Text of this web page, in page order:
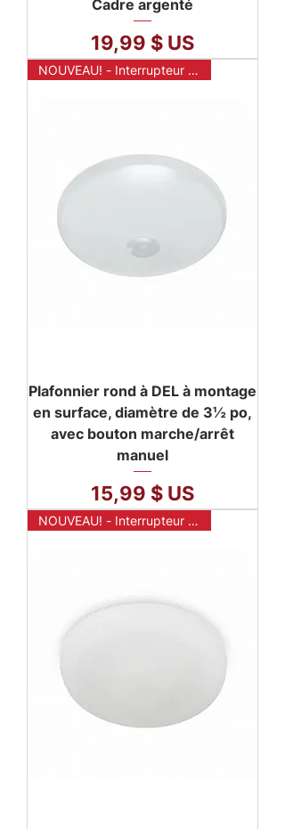
Cadre argenté
Prix
19,99 $ US
NOUVEAU! - Interrupteur mural sans fil
Plafonnier rond à DEL à montage
en surface, diamètre de 3½ po,
avec bouton marche/arrêt
manuel
Prix
15,99 $ US
NOUVEAU! - Interrupteur mural sans fil